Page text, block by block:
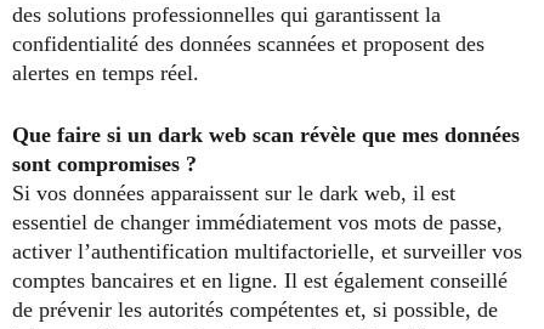
des solutions professionnelles qui garantissent la
confidentialité des données scannées et proposent des
alertes en temps réel.
Que faire si un dark web scan révèle que mes données
sont compromises ?
Si vos données apparaissent sur le dark web, il est
essentiel de changer immédiatement vos mots de passe,
activer l’authentification multifactorielle, et surveiller vos
comptes bancaires et en ligne. Il est également conseillé
de prévenir les autorités compétentes et, si possible, de